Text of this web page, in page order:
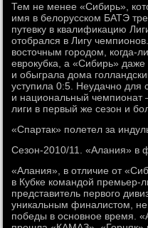
Тем не менее «Сибирь»,
имя в белорусском БАТЭ
путевку в квалификацию
отобрался в Лигу
восточным городом, когда-
еврокубка, а «Сибирь»
и обыграла дома
уступила 0:5. Неудачно для
и национальный
лиги в первый же сезон и
«Спартак» полетел за
Сезон-2010/11. «Алания» в
«Алания», в отличие от
в Кубке командой премьер-
представитель первого
уникальным финалистом,
победы в основное время.